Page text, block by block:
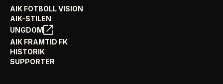
AIK FOTBOLL VISION
AIK-STILEN
UNGDOM
AIK FRAMTID FK
HISTORIK
SUPPORTER